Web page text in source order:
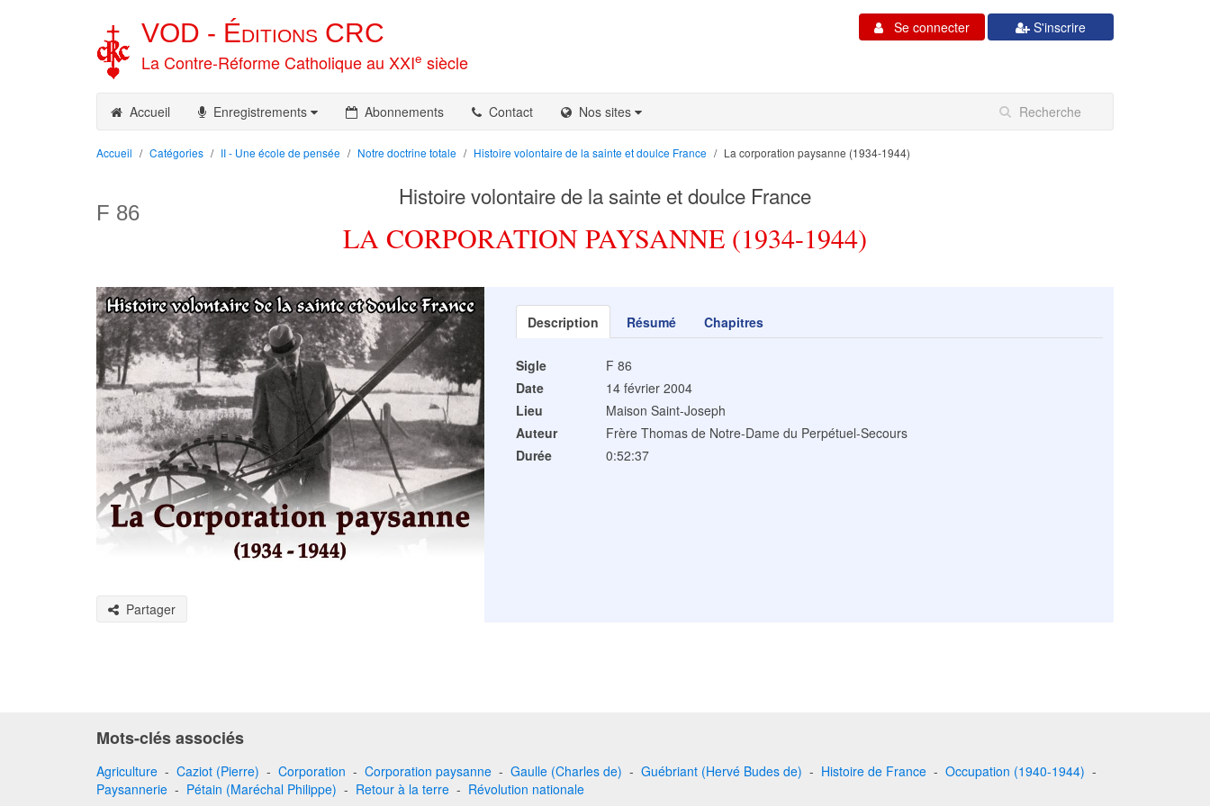
VOD - Éditions CRC
La Contre-Réforme Catholique au XXIe siècle
S'inscrire
Se connecter
Accueil Enregistrements Abonnements Contact Nos sites
Accueil Catégories II - Une école de pensée Notre doctrine totale Histoire volontaire de la sainte et doulce France La corporation paysanne (1934-1944)
Histoire volontaire de la sainte et doulce France
F 86
LA CORPORATION PAYSANNE (1934-1944)
Partager
Description Résumé Chapitres
Sigle
F 86
Date
14 février 2004
Lieu
Maison Saint-Joseph
Auteur
Frère Thomas de Notre-Dame du Perpétuel-Secours
Durée
0:52:37
Mots-clés associés
Agriculture - Caziot (Pierre) - Corporation - Corporation paysanne - Gaulle (Charles de) - Guébriant (Hervé Budes de) - Histoire de France - Occupation (1940-1944) -
Paysannerie - Pétain (Maréchal Philippe) - Retour à la terre - Révolution nationale